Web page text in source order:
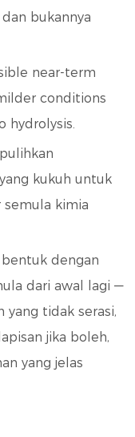
bukannya
near-term
conditions
hydrolysis.
kukuh untuk
kimia
bentuk dengan
dari awal lagi —
yang tidak serasi,
jika boleh,
yang jelas